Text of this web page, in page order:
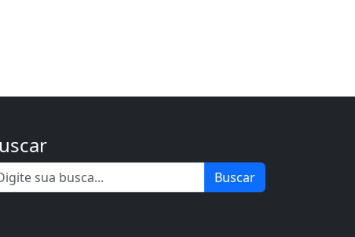
Buscar